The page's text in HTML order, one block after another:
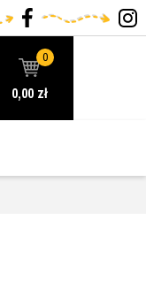
0
0,00 zł